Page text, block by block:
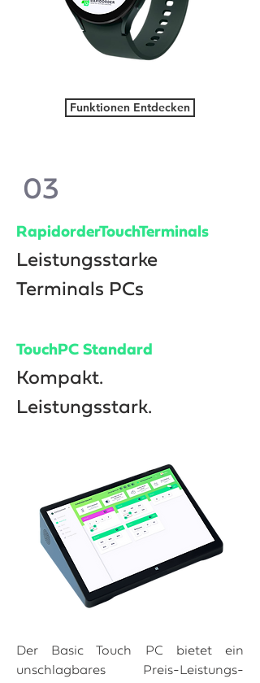
Funktionen Entdecken
03
RapidorderTouchTerminals
Leistungsstarke
Terminals PCs
TouchPC Standard
Kompakt.
Leistungsstark.
Der Basic Touch PC bietet ein
unschlagbares Preis-Leistungs-